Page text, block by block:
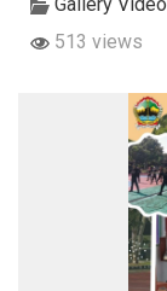
Gallery Video
513 views